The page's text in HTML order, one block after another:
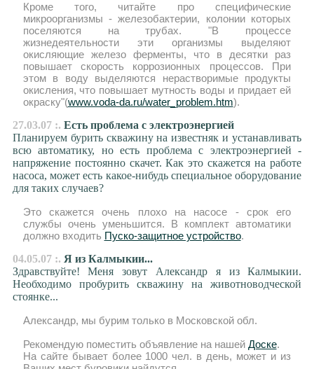
Кроме того, читайте про специфические
микроорганизмы - железобактерии, колонии которых
поселяются на трубах. "В процессе
жизнедеятельности эти организмы выделяют
окисляющие железо ферменты, что в десятки раз
повышает скорость коррозионных процессов. При
этом в воду выделяются нерастворимые продукты
окисления, что повышает мутность воды и придает ей
окраску"(www.voda-da.ru/water_problem.htm).
27.03.07 :. Есть проблема с электроэнергией
Планируем бурить скважину на известняк и устанавливать
всю автоматику, но есть проблема с электроэнергией -
напряжение постоянно скачет. Как это скажется на работе
насоса, может есть какое-нибудь специальное оборудование
для таких случаев?
Это скажется очень плохо на насосе - срок его
службы очень уменьшится. В комплект автоматики
должно входить Пуско-защитное устройство.
04.05.07 :. Я из Калмыкии...
Здравствуйте! Меня зовут Александр я из Калмыкии.
Необходимо пробурить скважину на животноводческой
стоянке...
Александр, мы бурим только в Московской обл.
Рекомендую поместить объявление на нашей Доске.
На сайте бывает более 1000 чел. в день, может и из